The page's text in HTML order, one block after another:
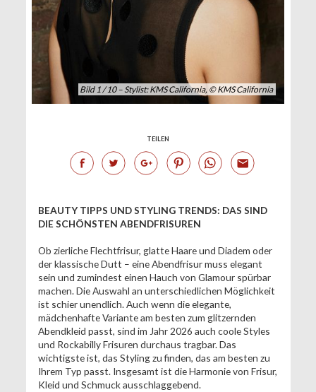
Bild 1 / 10 – Stylist: KMS California, © KMS California
TEILEN
BEAUTY TIPPS UND STYLING TRENDS: DAS SIND
DIE SCHÖNSTEN ABENDFRISUREN
Ob zier­liche Flechtfrisur, glatte Haare und Diadem oder
der klassische Dutt – eine Abendfrisur muss elegant
sein und zumindest einen Hauch von Glamour spürbar
machen. Die Auswahl an unterschiedlichen Möglichkeit
ist schier unendlich. Auch wenn die elegante,
mädchenhafte Variante am besten zum glitzernden
Abendkleid passt, sind im Jahr 2026 auch coole Styles
und Rockabilly Frisuren durchaus tragbar. Das
wichtigste ist, das Styling zu finden, das am besten zu
Ihrem Typ passt. Insgesamt ist die Harmonie von Frisur,
Kleid und Schmuck ausschlaggebend.